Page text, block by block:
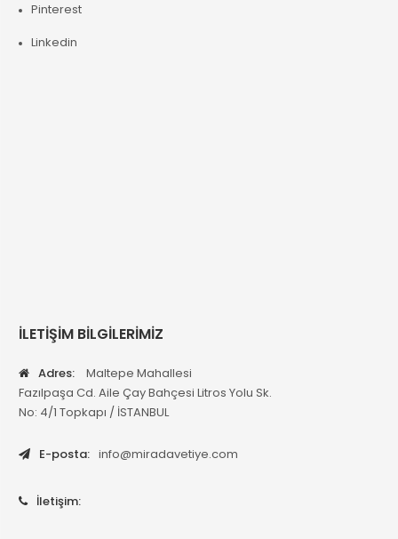
Pinterest
Linkedin
İLETİŞİM BİLGİLERİMİZ
Adres:
Maltepe Mahallesi
Fazılpaşa Cd. Aile Çay Bahçesi Litros Yolu Sk.
No: 4/1 Topkapı / İSTANBUL
E-posta: info@miradavetiye.com
İletişim: